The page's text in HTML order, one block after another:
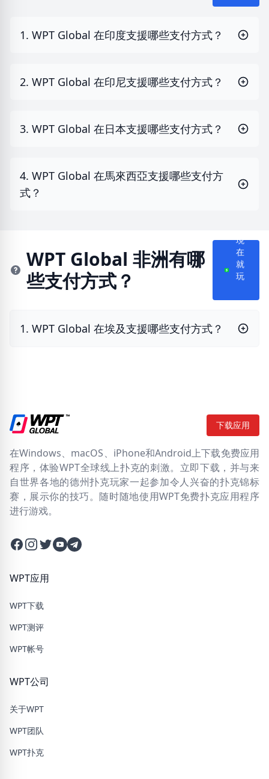
1. WPT Global 在印度支援哪些支付方式？
2. WPT Global 在印尼支援哪些支付方式？
3. WPT Global 在日本支援哪些支付方式？
4. WPT Global 在馬來西亞支援哪些支付方
式？
WPT Global 非洲有哪
些支付方式？
現
在
就
1. WPT Global 在埃及支援哪些支付方式？
下载应用
在Windows、macOS、iPhone和Android上下载免费应用
程序，体验WPT全球线上扑克的刺激。立即下载，并与来
自世界各地的德州扑克玩家一起参加令人兴奋的扑克锦标
赛，展示你的技巧。随时随地使用WPT免费扑克应用程序
进行游戏。
Facebook
Instagram
Twitter
Twitter
Twitter
WPT应用
WPT下载
WPT测评
WPT帐号
WPT公司
关于WPT
WPT团队
WPT扑克